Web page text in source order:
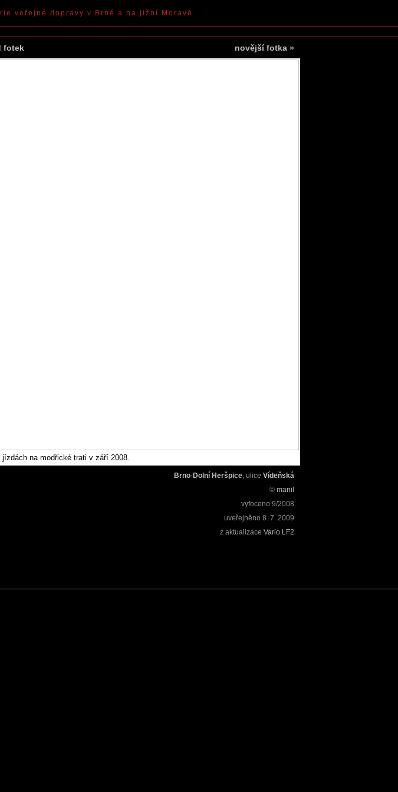
fotek novější fotka »
na modřické trati v září 2008.
Brno-Dolní Heršpice, ulice Vídeňská
© manil
vyfoceno 9/2008
uveřejněno 8. 7. 2009
z aktualizace Vario LF2
veřejné dopravy v Brně a na jižní Moravě